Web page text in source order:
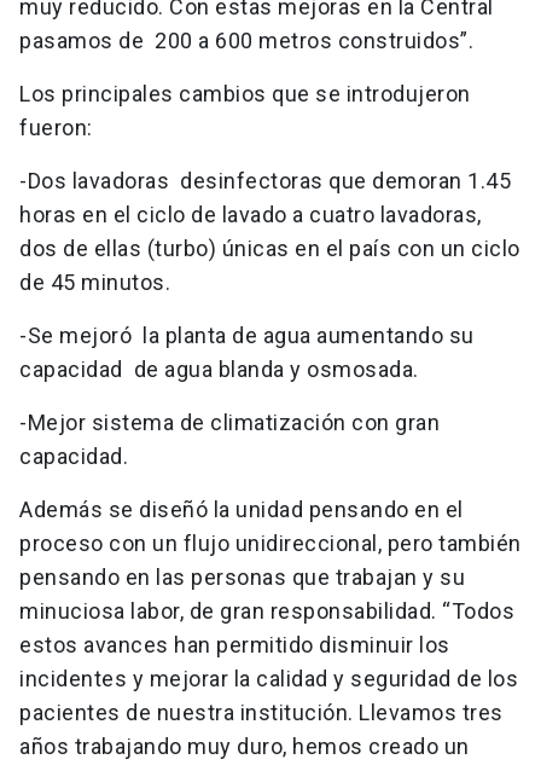
muy reducido. Con estas mejoras en la Central
pasamos de 200 a 600 metros construidos”.
Los principales cambios que se introdujeron
fueron:
-Dos lavadoras desinfectoras que demoran 1.45
horas en el ciclo de lavado a cuatro lavadoras,
dos de ellas (turbo) únicas en el país con un ciclo
de 45 minutos.
-Se mejoró la planta de agua aumentando su
capacidad de agua blanda y osmosada.
-Mejor sistema de climatización con gran
capacidad.
Además se diseñó la unidad pensando en el
proceso con un flujo unidireccional, pero también
pensando en las personas que trabajan y su
minuciosa labor, de gran responsabilidad. “Todos
estos avances han permitido disminuir los
incidentes y mejorar la calidad y seguridad de los
pacientes de nuestra institución. Llevamos tres
años trabajando muy duro, hemos creado un